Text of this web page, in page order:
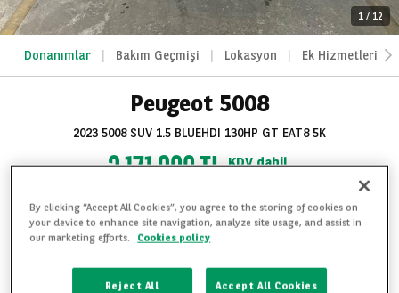
1 / 12
Donanımlar Bakım Geçmişi Lokasyon Ek Hizmetlerimiz
Peugeot 5008
2023 5008 SUV 1.5 BLUEHDI 130HP GT EAT8 5K
2 171.900 TL KDV dahil
Bakım Geçmişi
3 Ay / 5.000 km Garanti
Detaylı Ekspertiz
By clicking “Accept All Cookies”, you agree to the storing of cookies on
your device to enhance site navigation, analyze site usage, and assist in
our marketing efforts.
Cookies policy
Reject All Accept All Cookies